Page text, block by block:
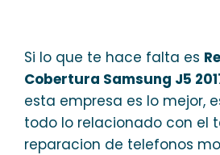
Si lo que te hace falta es
Cobertura Samsung J5
esta empresa es lo mejor,
todo lo relacionado con el
reparacion de telefonos